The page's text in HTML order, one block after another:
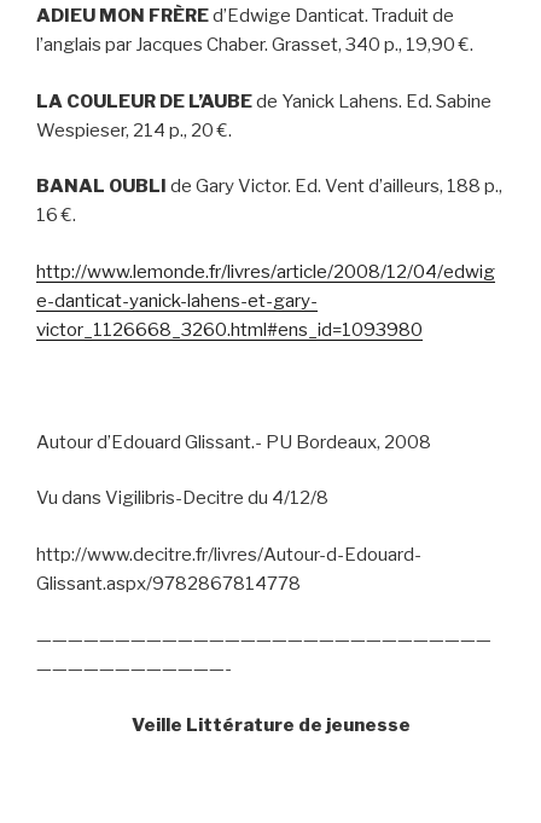
ADIEU MON FRÈREd’Edwige Danticat. Traduit de
l’anglais par Jacques Chaber. Grasset, 340 p., 19,90 €.
LA COULEUR DE L’AUBEde Yanick Lahens. Ed. Sabine
Wespieser, 214 p., 20 €.
BANAL OUBLI de Gary Victor. Ed. Vent d’ailleurs, 188 p.,
16 €.
http://www.lemonde.fr/livres/article/2008/12/04/edwig
e-danticat-yanick-lahens-et-gary-
victor_1126668_3260.html#ens_id=1093980
Autour d’Edouard Glissant.- PU Bordeaux, 2008
Vu dans Vigilibris-Decitre du 4/12/8
http://www.decitre.fr/livres/Autour-d-Edouard-
Glissant.aspx/9782867814778
—————————————————————————————
————————————-
Veille Littérature de jeunesse